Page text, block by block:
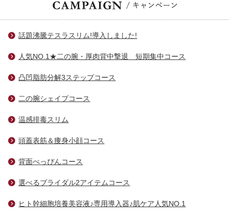
話題沸騰テスラスリム!導入しました!
人気NO.1★二の腕・厚肉背中撃退 短期集中コース
凸凹脂肪分解3ステップコース
二の腕シェイプコース
温感排毒スリム
頭蓋表筋＆痩身小顔コース
背面べっぴんコース
選べるブライダル2アイテムコース
ヒト幹細胞培養美容液♪専用導入器♪肌ケア人気NO.1